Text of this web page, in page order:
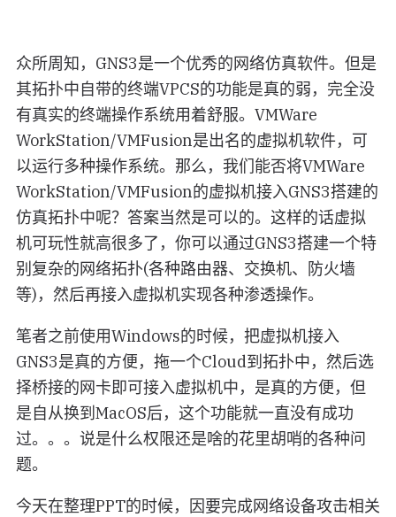
众所周知，GNS3是一个优秀的网络仿真软件。但是
其拓扑中自带的终端VPCS的功能是真的弱，完全没
有真实的终端操作系统用着舒服。VMWare
WorkStation/VMFusion是出名的虚拟机软件，可
以运行多种操作系统。那么，我们能否将VMWare
WorkStation/VMFusion的虚拟机接入GNS3搭建的
仿真拓扑中呢？答案当然是可以的。这样的话虚拟
机可玩性就高很多了，你可以通过GNS3搭建一个特
别复杂的网络拓扑(各种路由器、交换机、防火墙
等)，然后再接入虚拟机实现各种渗透操作。
笔者之前使用Windows的时候，把虚拟机接入
GNS3是真的方便，拖一个Cloud到拓扑中，然后选
择桥接的网卡即可接入虚拟机中，是真的方便，但
是自从换到MacOS后，这个功能就一直没有成功
过。。。说是什么权限还是啥的花里胡哨的各种问
题。
今天在整理PPT的时候，因要完成网络设备攻击相关